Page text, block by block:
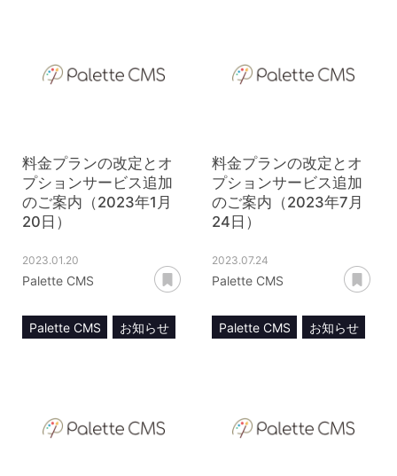
料金プランの改定とオ
プションサービス追加
のご案内（2023年1月
20日）
2023.01.20
Palette CMS
あとで読む
Palette CMS
お知らせ
料金プランの改定とオ
プションサービス追加
のご案内（2023年7月
24日）
2023.07.24
Palette CMS
Palette CMS
お知らせ